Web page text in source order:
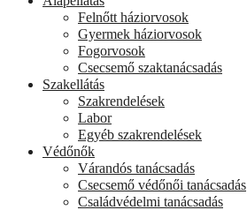
Felnőtt háziorvosok
Gyermek háziorvosok
Fogorvosok
Csecsemő szaktanácsadás
Szakellátás
Szakrendelések
Labor
Egyéb szakrendelések
Védőnők
Várandós tanácsadás
Csecsemő védőnői tanácsadás
Családvédelmi tanácsadás